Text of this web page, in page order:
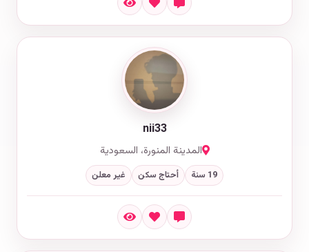
nii33
المدينة المنورة، السعودية
19 سنة أحتاج سكن غير معلن